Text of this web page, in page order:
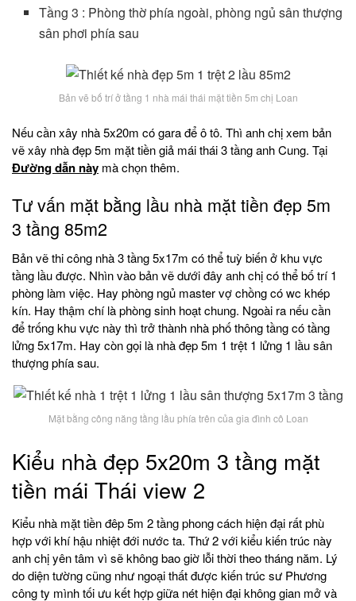
Tầng 3 : Phòng thờ phía ngoài, phòng ngủ sân thượng
sân phơi phía sau
Bản vẽ bố trí ở tầng 1 nhà mái thái mặt tiền 5m chị Loan
Nếu cần xây nhà 5x20m có gara để ô tô. Thì anh chị xem bản
vẽ xây nhà đẹp 5m mặt tiền giả mái thái 3 tầng anh Cung. Tại
Đường dẫn này mà chọn thêm.
Tư vấn mặt bằng lầu nhà mặt tiền đẹp 5m
3 tầng 85m2
Bản vẽ thi công nhà 3 tầng 5x17m có thể tuỳ biến ở khu vực
tầng lầu được. Nhìn vào bản vẽ dưới đây anh chị có thể bố trí 1
phòng làm việc. Hay phòng ngủ master vợ chồng có wc khép
kín. Hay thậm chí là phòng sinh hoạt chung. Ngoài ra nếu cần
để trống khu vực này thì trở thành nhà phố thông tầng có tầng
lửng 5x17m. Hay còn gọi là nhà đẹp 5m 1 trệt 1 lửng 1 lầu sân
thượng phía sau.
Mặt bằng công năng tầng lầu phía trên của gia đình cô Loan
Kiểu nhà đẹp 5x20m 3 tầng mặt
tiền mái Thái view 2
Kiểu nhà mặt tiền đêp 5m 2 tầng phong cách hiện đại rất phù
hợp với khí hậu nhiệt đới nước ta. Thứ 2 với kiểu kiến trúc này
anh chị yên tâm vì sẽ không bao giờ lỗi thời theo tháng năm. Lý
do diện tường cũng như ngoại thất được kiến trúc sư Phương
công ty mình tối ưu kết hợp giữa nét hiện đại không gian mở và